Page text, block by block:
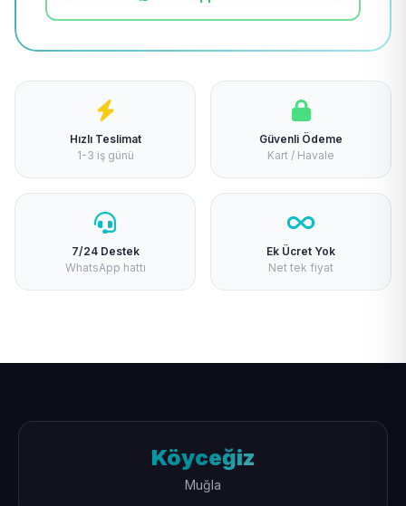
Hızlı Teslimat
1-3 iş günü
Güvenli Ödeme
Kart / Havale
7/24 Destek
WhatsApp hattı
Ek Ücret Yok
Net tek fiyat
Köyceğiz
Muğla